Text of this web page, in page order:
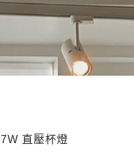
7W 直壓杯燈